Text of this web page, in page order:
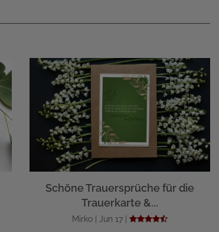
Schöne Trauersprüche für die
Trauerkarte &...
Mirko | Jun 17 |